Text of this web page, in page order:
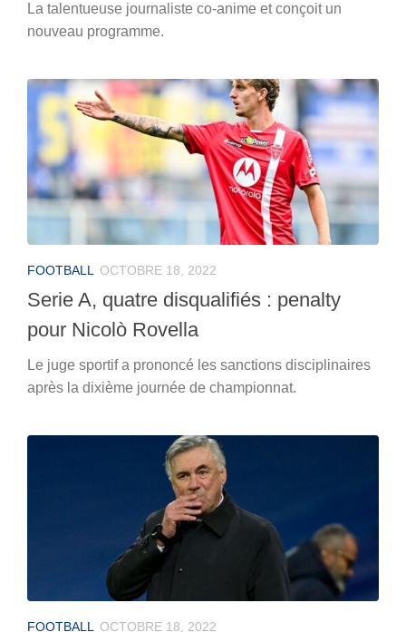
La talentueuse journaliste co-anime et conçoit un
nouveau programme.
FOOTBALL OCTOBRE 18, 2022
Serie A, quatre disqualifiés : penalty
pour Nicolò Rovella
Le juge sportif a prononcé les sanctions disciplinaires
après la dixième journée de championnat.
FOOTBALL OCTOBRE 18, 2022